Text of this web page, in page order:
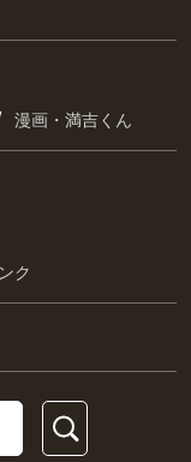
漫画・満吉くん
ク